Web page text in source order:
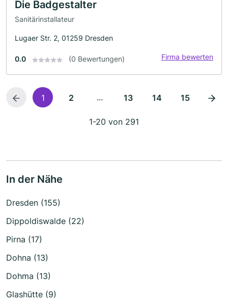
Die Badgestalter
Sanitärinstallateur
Lugaer Str. 2, 01259 Dresden
0.0 (0 Bewertungen) Firma bewerten
1 2 ... 13 14 15
1-20 von 291
In der Nähe
Dresden (155)
Dippoldiswalde (22)
Pirna (17)
Dohna (13)
Dohma (13)
Glashütte (9)